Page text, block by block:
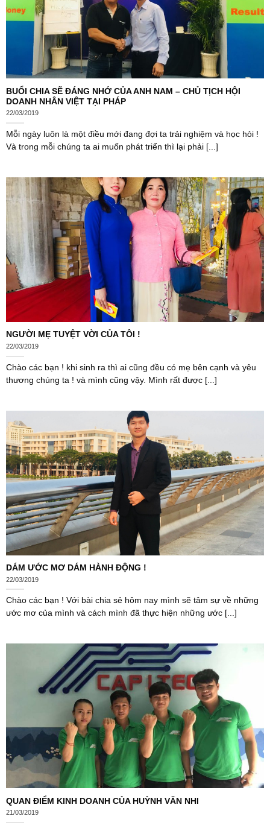
BUỔI CHIA SẼ ĐÁNG NHỚ CỦA ANH NAM – CHỦ TỊCH HỘI
DOANH NHÂN VIỆT TẠI PHÁP
22/03/2019
Mỗi ngày luôn là một điều mới đang đợi ta trải nghiệm và học hỏi !
Và trong mỗi chúng ta ai muốn phát triển thì lại phải [...]
NGƯỜI MẸ TUYỆT VỜI CỦA TÔI !
22/03/2019
Chào các bạn ! khi sinh ra thì ai cũng đều có mẹ bên cạnh và yêu
thương chúng ta ! và mình cũng vậy. Mình rất được [...]
DÁM ƯỚC MƠ DÁM HÀNH ĐỘNG !
22/03/2019
Chào các bạn ! Với bài chia sẻ hôm nay mình sẽ tâm sự về những
ước mơ của mình và cách mình đã thực hiện những ước [...]
QUAN ĐIỂM KINH DOANH CỦA HUỲNH VĂN NHI
21/03/2019